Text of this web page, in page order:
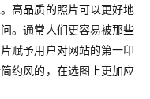
高品质的照片可以更好地
。通常人们更容易被那些
赋予用户对网站的第一印
约风的，在选图上更加应